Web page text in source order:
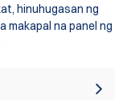
hinuhugasan ng
makapal na panel ng